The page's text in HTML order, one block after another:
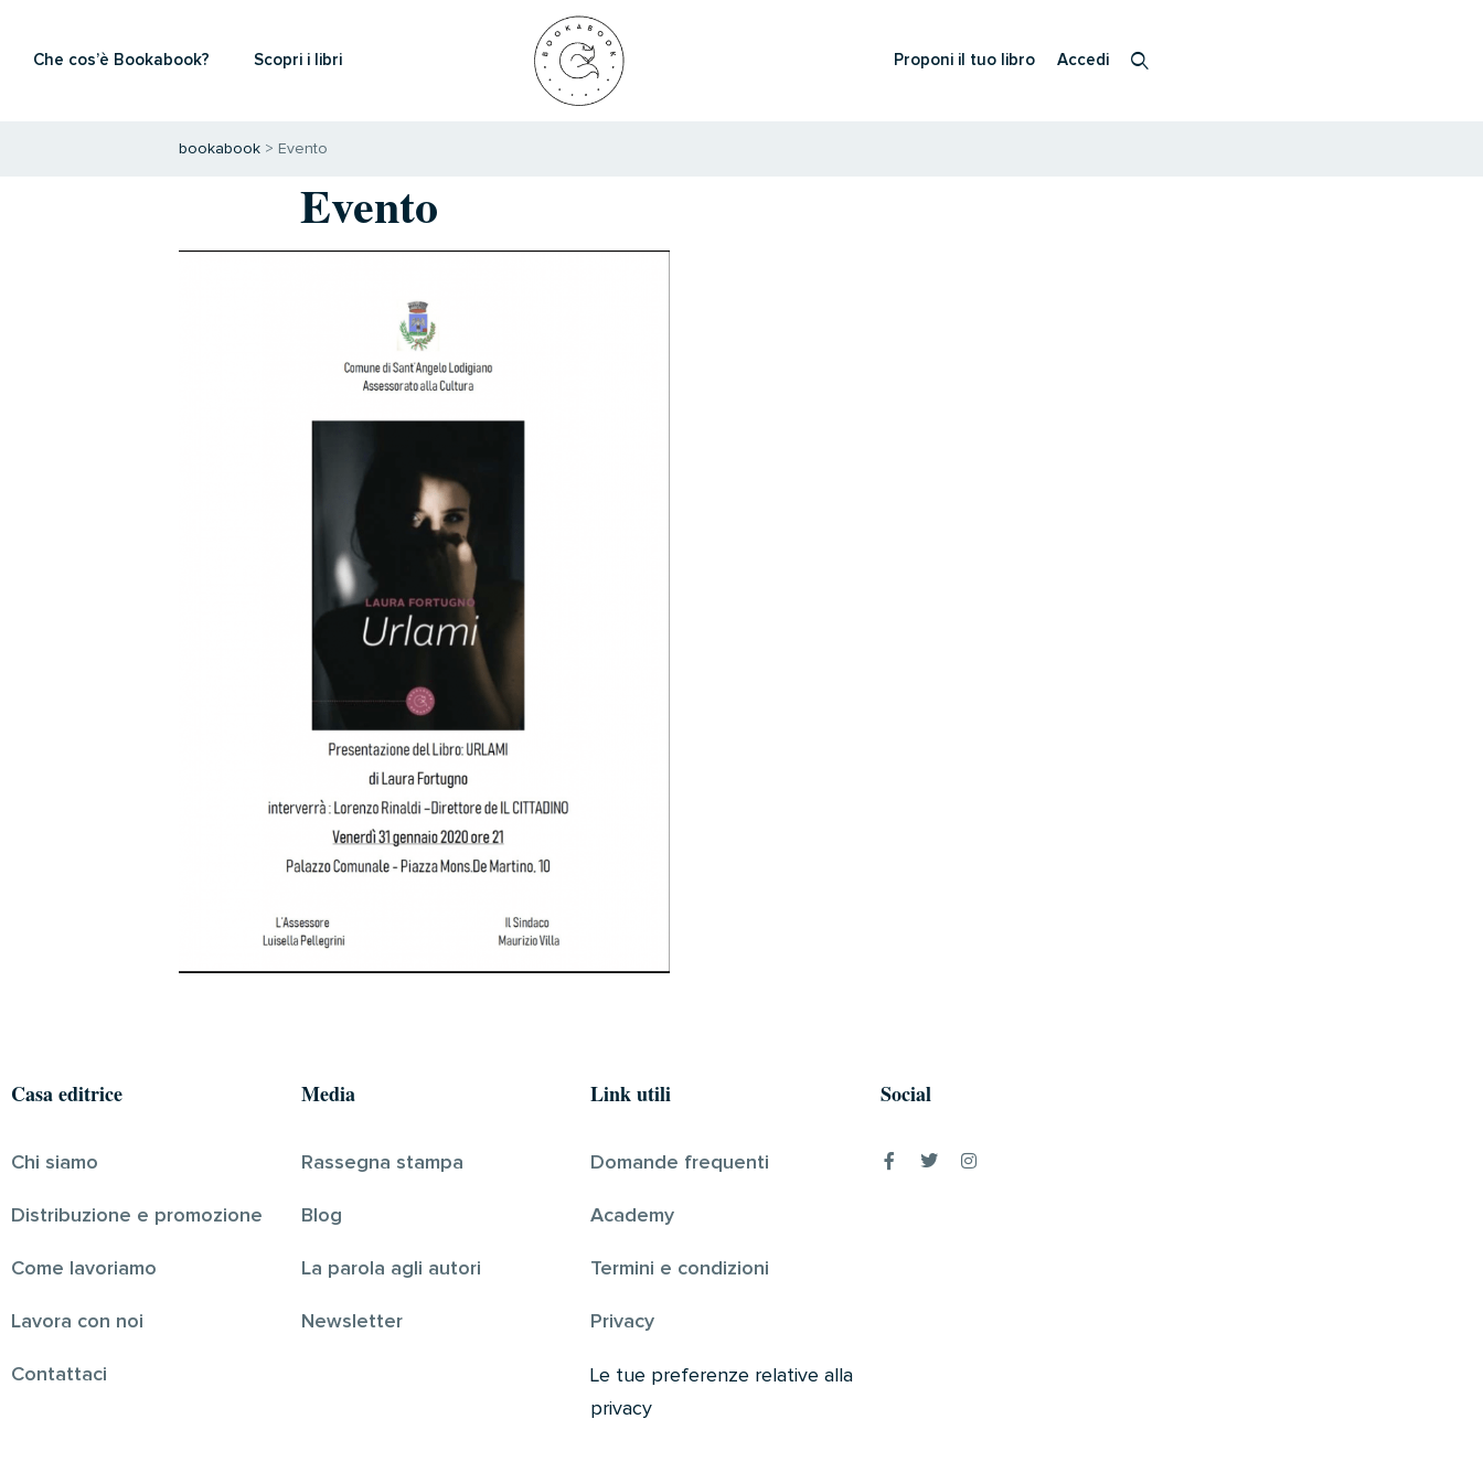
Che cos’è Bookabook? Scopri i libri Proponi il tuo libro Accedi
bookabook > Evento
Evento
Casa editrice
Chi siamo
Distribuzione e promozione
Come lavoriamo
Lavora con noi
Contattaci
Media
Rassegna stampa
Blog
La parola agli autori
Newsletter
Link utili
Domande frequenti
Academy
Termini e condizioni
Privacy
Le tue preferenze relative alla
privacy
Social